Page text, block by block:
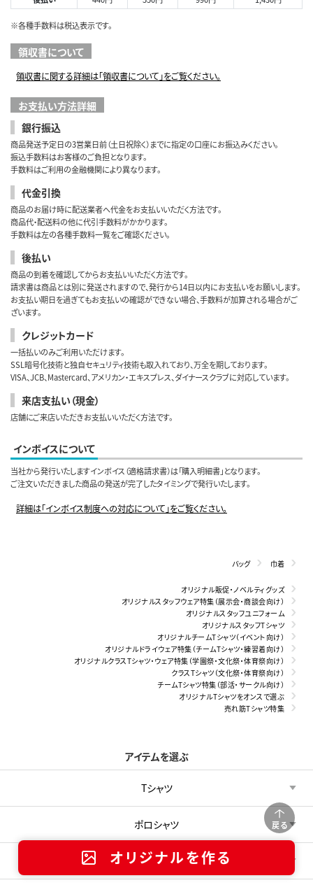
戻る
オリジナルを作る
※各種手数料は税込表示です。
領収書について
領収書に関する詳細は「領収書について」をご覧ください。
お支払い方法詳細
銀行振込
商品発送予定日の3営業日前（土日祝除く）までに指定の口座にお振込みください。
振込手数料はお客様のご負担となります。
手数料はご利用の金融機関により異なります。
代金引換
商品のお届け時に配送業者へ代金をお支払いいただく方法です。
商品代・配送料の他に代引手数料がかかります。
手数料は左の各種手数料一覧をご確認ください。
後払い
商品の到着を確認してからお支払いいただく方法です。
請求書は商品とは別に発送されますので、発行から14日以内にお支払いをお願いします。
お支払い期日を過ぎてもお支払いの確認ができない場合、手数料が加算される場合がご
ざいます。
クレジットカード
一括払いのみご利用いただけます。
SSL暗号化技術と独自セキュリティ技術も取入れており、万全を期しております。
VISA、JCB、Mastercard、アメリカン・エキスプレス、ダイナースクラブに対応しています。
来店支払い（現金）
店舗にご来店いただきお支払いいただく方法です。
インボイスについて
当社から発行いたしますインボイス（適格請求書）は「購入明細書」となります。
ご注文いただきました商品の発送が完了したタイミングで発行いたします。
詳細は「インボイス制度への対応について」をご覧ください。
バッグ 巾着
オリジナル販促・ノベルティグッズ
オリジナルスタッフウェア特集（展示会・商談会向け）
オリジナルスタッフユニフォーム
オリジナルスタッフTシャツ
オリジナルチームTシャツ（イベント向け）
オリジナルドライウェア特集（チームTシャツ・練習着向け）
オリジナルクラスTシャツ・ウェア特集（学園祭・文化祭・体育祭向け）
クラスTシャツ（文化祭・体育祭向け）
チームTシャツ特集（部活・サークル向け）
オリジナルTシャツをオンスで選ぶ
売れ筋Tシャツ特集
アイテムを選ぶ
Tシャツ
ポロシャツ
スポーツウェア